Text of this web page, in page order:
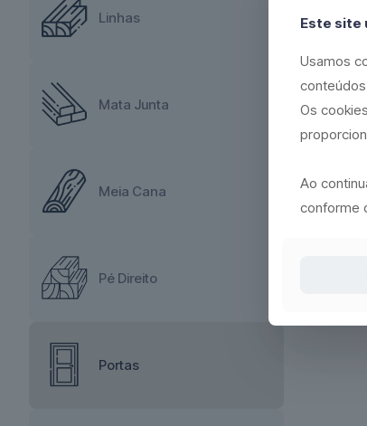
Linhas
Mata Junta
Meia Cana
Pé Direito
Portas
Este site
Usamos
Os
Ao
conforme